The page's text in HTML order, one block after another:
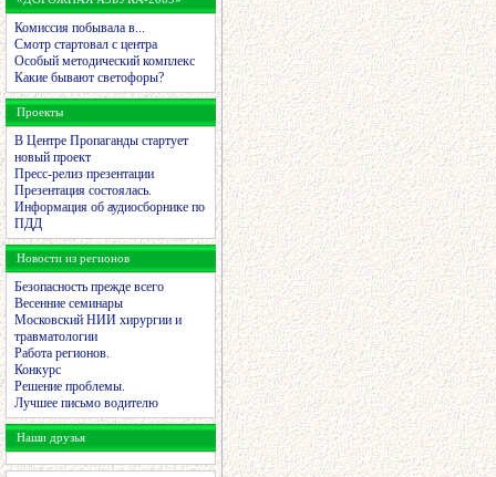
Комиссия побывала в...
Смотр стартовал с центра
Особый методический комплекс
Какие бывают светофоры?
Проекты
В Центре Пропаганды стартует
новый проект
Пресс-релиз презентации
Презентация состоялась.
Информация об аудиосборнике по
ПДД
Новости из регионов
Безопасность прежде всего
Весенние семинары
Московский НИИ хирургии и
травматологии
Работа регионов.
Конкурс
Решение проблемы.
Лучшее письмо водителю
Наши друзья